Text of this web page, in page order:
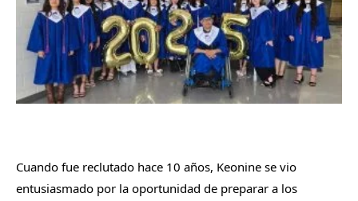
Cuando fue reclutado hace 10 años, Keonine se vio
entusiasmado por la oportunidad de preparar a los